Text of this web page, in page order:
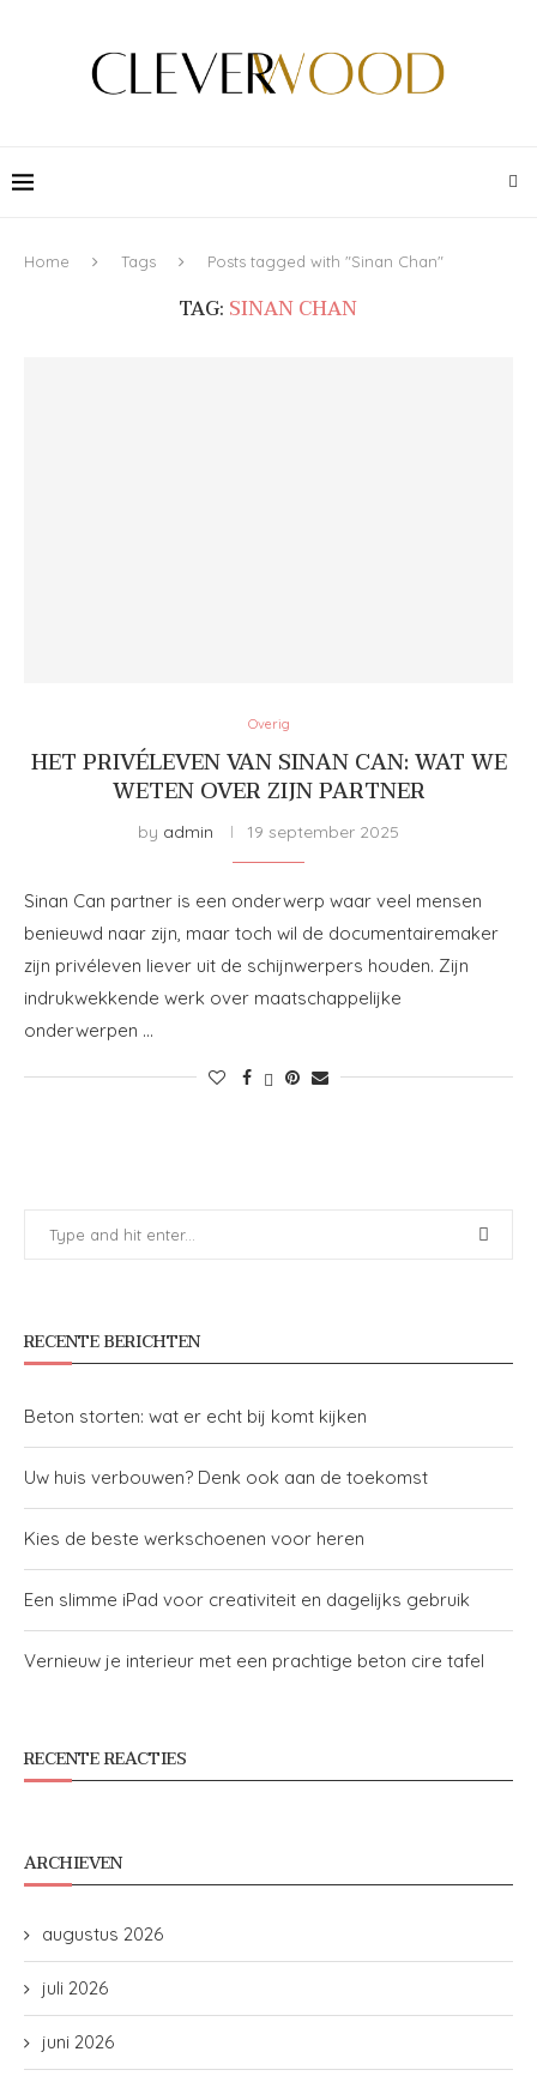
Home Tags Posts tagged with "Sinan Chan"
TAG: SINAN CHAN
Overig
HET PRIVÉLEVEN VAN SINAN CAN: WAT WE
WETEN OVER ZIJN PARTNER
by admin 19 september 2025
Sinan Can partner is een onderwerp waar veel mensen
benieuwd naar zijn, maar toch wil de documentairemaker
zijn privéleven liever uit de schijnwerpers houden. Zijn
indrukwekkende werk over maatschappelijke
onderwerpen …
RECENTE BERICHTEN
Beton storten: wat er echt bij komt kijken
Uw huis verbouwen? Denk ook aan de toekomst
Kies de beste werkschoenen voor heren
Een slimme iPad voor creativiteit en dagelijks gebruik
Vernieuw je interieur met een prachtige beton cire tafel
RECENTE REACTIES
ARCHIEVEN
augustus 2026
juli 2026
juni 2026